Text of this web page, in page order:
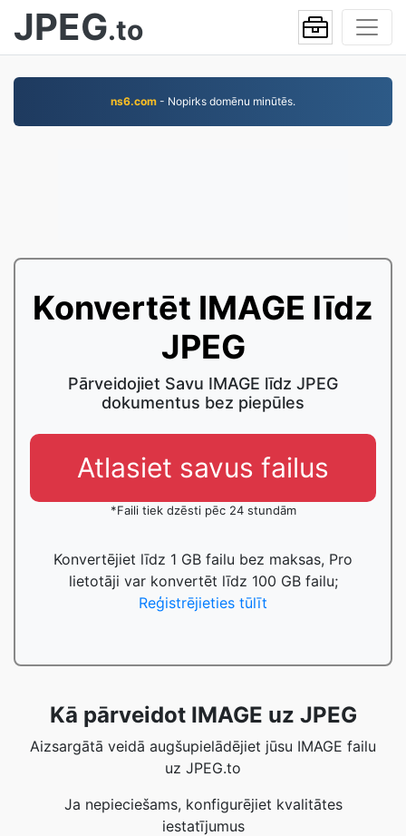
JPEG.to
ns6.com - Nopirks domēnu minūtēs.
Konvertēt IMAGE līdz
JPEG
Pārveidojiet Savu IMAGE līdz JPEG
dokumentus bez piepūles
Atlasiet savus failus
*Faili tiek dzēsti pēc 24 stundām
Konvertējiet līdz 1 GB failu bez maksas, Pro
lietotāji var konvertēt līdz 100 GB failu;
Reģistrējieties tūlīt
Kā pārveidot IMAGE uz JPEG
Aizsargātā veidā augšupielādējiet jūsu IMAGE failu
uz JPEG.to
Ja nepieciešams, konfigurējiet kvalitātes
iestatījumus